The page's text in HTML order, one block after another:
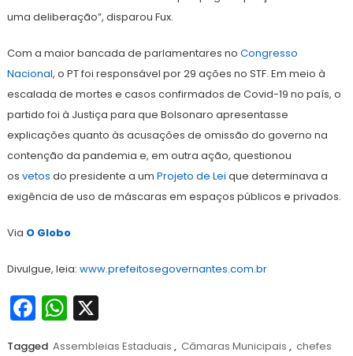
uma deliberação”, disparou Fux.
Com a maior bancada de parlamentares no Congresso
Nacional, o PT foi responsável por 29 ações no STF. Em meio à
escalada de mortes e casos confirmados de Covid-19 no país, o
partido foi à Justiça para que Bolsonaro apresentasse
explicações quanto às acusações de omissão do governo na
contenção da pandemia e, em outra ação, questionou
os vetos do presidente a um Projeto de Lei que determinava a
exigência de uso de máscaras em espaços públicos e privados.
Via O Globo
Divulgue, leia: www.prefeitosegovernantes.com.br
Facebook
WhatsApp
X
Tagged Assembleias Estaduais , Câmaras Municipais , chefes